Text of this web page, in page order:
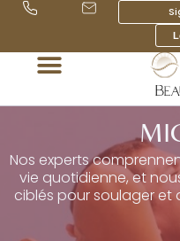
Aller
contenu
Nos experts
vie quotidienne, et
ciblés pour soulager et